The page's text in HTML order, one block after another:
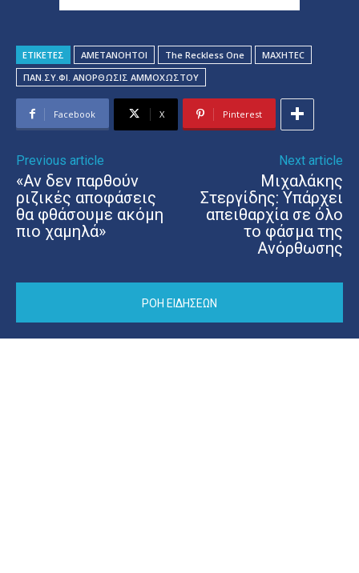
ΕΤΙΚΕΤΕΣ AMETANOHTOI The Reckless One
ΜΑΧΗΤΕC
ΠΑΝ.ΣΥ.ΦΙ. ΑΝΟΡΘΩΣΙΣ ΑΜΜΟΧΩΣΤΟΥ
Facebook X Pinterest
Previous article
«Αν δεν παρθούν
ριζικές αποφάσεις
θα φθάσουμε ακόμη
πιο χαμηλά»
Next article
Μιχαλάκης
Στεργίδης: Υπάρχει
απειθαρχία σε όλο
το φάσμα της
Ανόρθωσης
ΡΟΗ ΕΙΔΗΣΕΩΝ